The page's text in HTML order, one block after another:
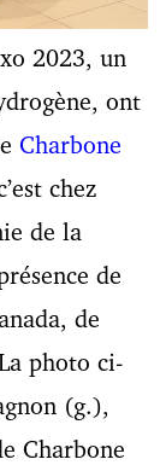
2023, un
ont
Charbone
chez
de la
de
de
photo ci-
(g.),
Charbone